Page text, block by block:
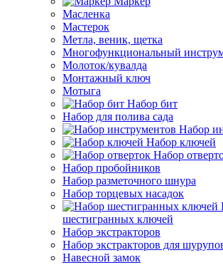
Масленка
Мастерок
Метла, веник, щетка
Многофункциональный
Молоток/кувалда
Монтажный ключ
Мотыга
Набор бит
Набор для полива сада
Набор
Набор ключей
Набор
Набор пробойников
Набор разметочного шнура
Набор торцевых насадок
шестигранных ключей
Набор экстракторов
Набор экстракторов для
Навесной замок